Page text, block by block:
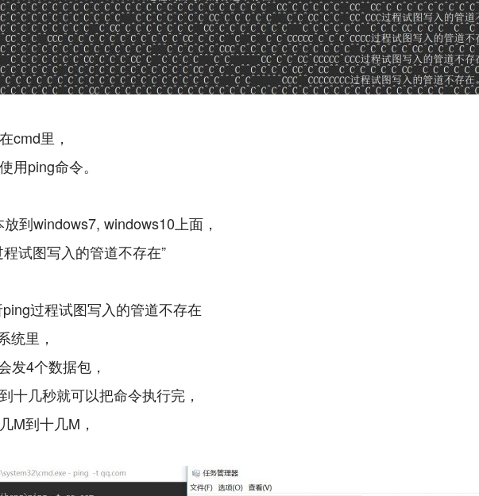
cmd里，
用ping命令。
到windows7, windows10上面，
程试图写入的管道不存在”
过程试图写入的管道不存在
统里，
发4个数据包，
十几秒就可以把命令执行完，
M到十几M，